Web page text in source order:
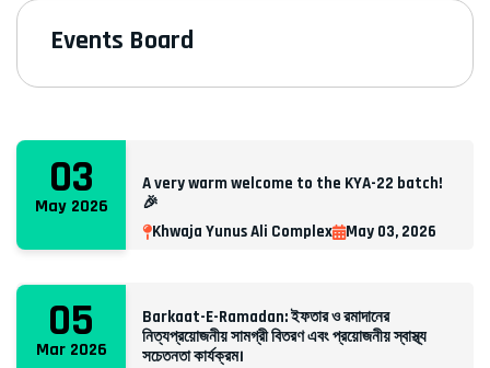
Events Board
03
May 2026
A very warm welcome to the KYA-22 batch!
🎉
Khwaja Yunus Ali Complex
May 03, 2026
05
Mar 2026
Barkaat-E-Ramadan: ইফতার ও রমাদানের
নিত্যপ্রয়োজনীয় সামগ্রী বিতরণ এবং প্রয়োজনীয় স্বাস্থ্য
সচেতনতা কার্যক্রম।